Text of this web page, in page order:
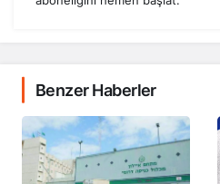
Benzer Haberler